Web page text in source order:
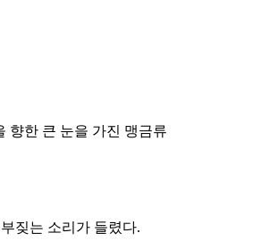
향한 큰 눈을 가진 맹금류
짖는 소리가 들렸다.